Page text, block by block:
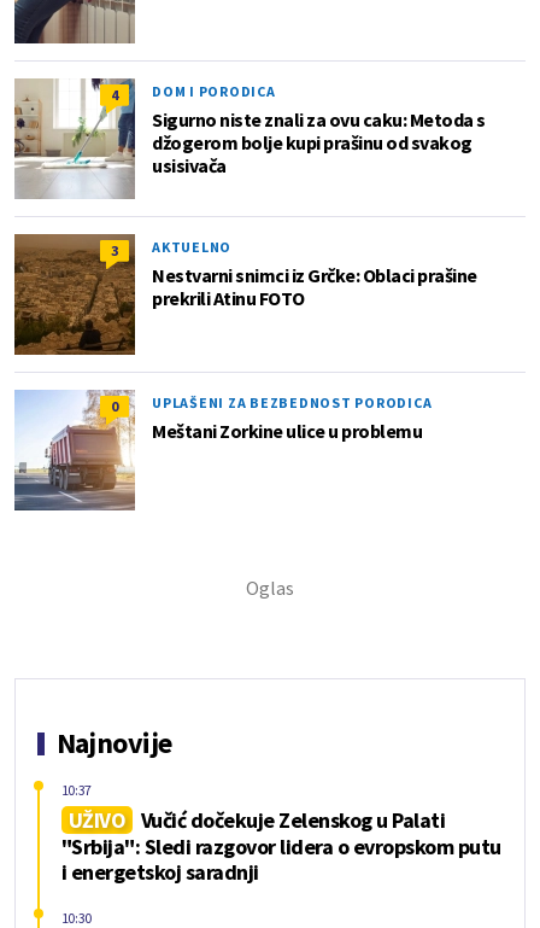
4 DOM I PORODICA
Sigurno niste znali za ovu caku: Metoda s
džogerom bolje kupi prašinu od svakog
usisivača
3 AKTUELNO
Nestvarni snimci iz Grčke: Oblaci prašine
prekrili Atinu FOTO
0 UPLAŠENI ZA BEZBEDNOST PORODICA
Meštani Zorkine ulice u problemu
Najnovije
UŽIVO Vučić dočekuje Zelenskog u Palati
"Srbija": Sledi razgovor lidera o evropskom putu
i energetskoj saradnji
10:37
10:30